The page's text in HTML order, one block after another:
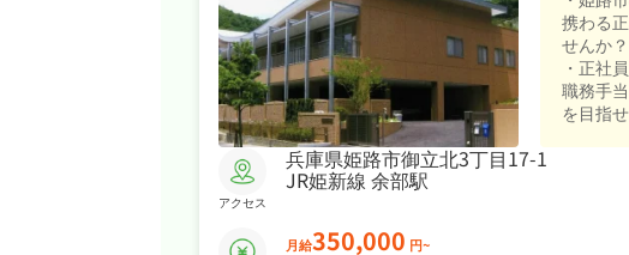
アクセス
兵庫県姫路市御立北3丁目17-1
JR姫新線 余部駅
月給350,000 円~
携わる
せんか？
・正社
職務手
を目指